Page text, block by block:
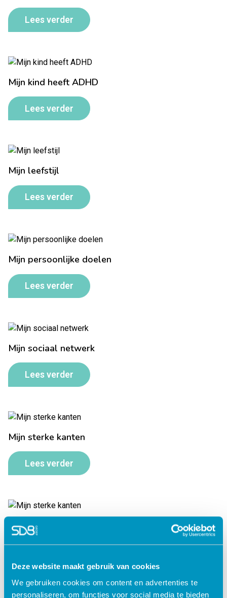
Deze website maakt gebruik van cookies
We gebruiken cookies om content en advertenties te
personaliseren, om functies voor social media te bieden
Lees verder
Mijn kind heeft ADHD
Lees verder
Mijn leefstijl
Lees verder
Mijn persoonlijke doelen
Lees verder
Mijn sociaal netwerk
Lees verder
Mijn sterke kanten
Lees verder
Mijn sterke kanten